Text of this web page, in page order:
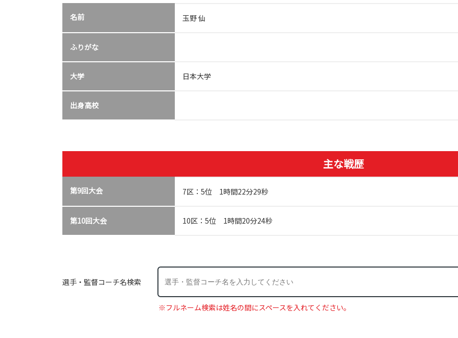
名前 玉野 仙
ふりがな
大学 日本大学
出身高校
主な戦歴
第9回大会 7区：5位 1時間22分29秒
第10回大会 10区：5位 1時間20分24秒
選手・監督コーチ名検索
※フルネーム検索は姓名の間にスペースを入れてください。